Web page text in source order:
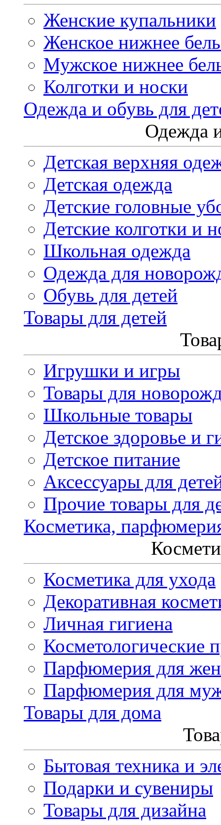
Женские купальники
Женское нижнее
Мужское нижнее
Колготки и носки
Одежда и обувь для
Одежда
Детская верхняя
Детская одежда
Детские головные
Детские колготки и
Школьная одежда
Одежда для
Обувь для детей
Товары для детей
Игрушки и игры
Товары для
Школьные товары
Детское здоровье и
Детское питание
Аксессуары для
Прочие товары для
Косметика,
Косметика для ухода
Декоративная
Личная гигиена
Косметологические
Парфюмерия для
Парфюмерия для
Товары для дома
Бытовая техника и
Подарки и сувениры
Товары для дизайна